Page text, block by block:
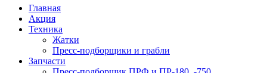
Главная
Акция
Техника
Жатки
Пресс-подборщики и грабли
Запчасти